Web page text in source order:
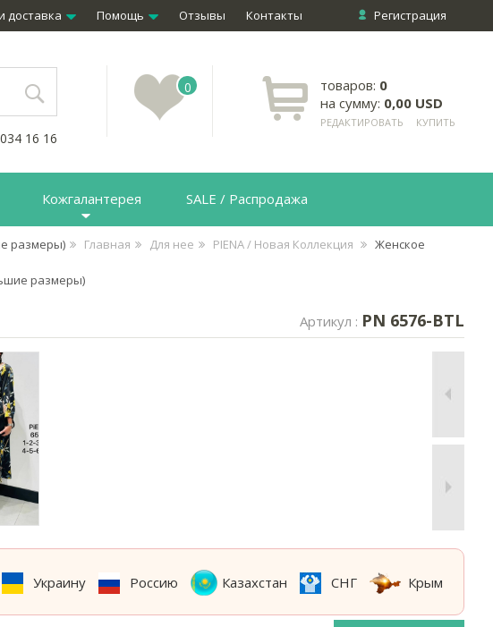
Регистрация
доставка Помощь Отзывы Контакты
16 16
0 товаров: 0
на сумму: 0,00 USD
РЕДАКТИРОВАТЬ КУПИТЬ
Кожгалантерея SALE / Распродажа
размеры) Главная Для нее PIENA / Новая Коллекция Женское
размеры)
Артикул : PN 6576-BTL
Украину Россию Казахстан СНГ Крым